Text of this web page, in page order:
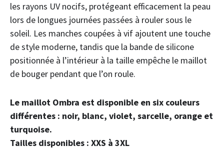
les rayons UV nocifs, protégeant efficacement la peau
lors de longues journées passées à rouler sous le
soleil. Les manches coupées à vif ajoutent une touche
de style moderne, tandis que la bande de silicone
positionnée à l’intérieur à la taille empêche le maillot
de bouger pendant que l’on roule.
Le maillot Ombra est disponible en six couleurs
différentes : noir, blanc, violet, sarcelle, orange et
turquoise.
Tailles disponibles : XXS à 3XL